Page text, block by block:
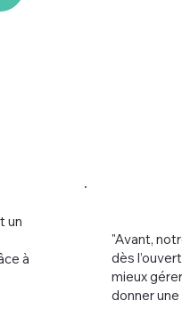
un
à
"Avant,
dès
mieux
donner